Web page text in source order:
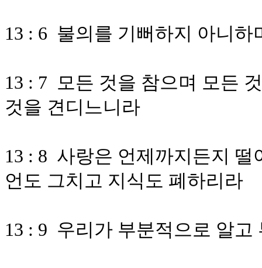
13 : 6 불의를 기뻐하지 아니하
13 : 7 모든 것을 참으며 모든
것을 견디느니라
13 : 8 사랑은 언제까지든지
언도 그치고 지식도 폐하리라
13 : 9 우리가 부분적으로 알고